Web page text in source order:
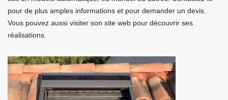
pour de plus amples informations et pour demander un devis.
Vous pouvez aussi visiter son site web pour découvrir ses
réalisations.